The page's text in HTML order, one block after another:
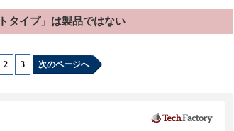
トタイプ」は製品ではない
2 3 次のページへ